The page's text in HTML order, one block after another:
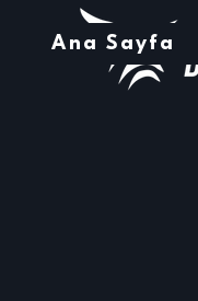
Ana Sayfa